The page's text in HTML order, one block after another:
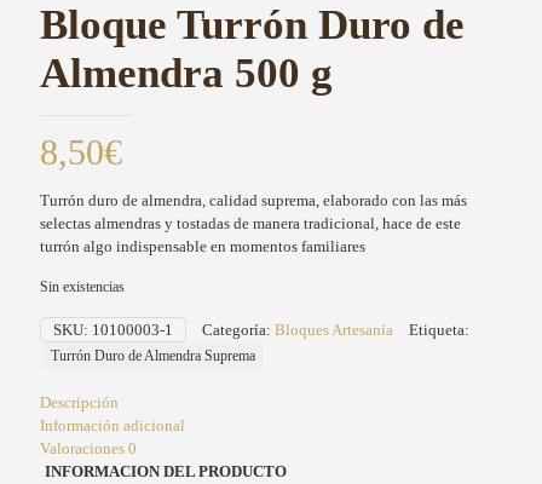
Bloque Turrón Duro de
Almendra 500 g
8,50€
Turrón duro de almendra, calidad suprema, elaborado con las más
selectas almendras y tostadas de manera tradicional, hace de este
turrón algo indispensable en momentos familiares
Sin existencias
SKU: 10100003-1 Categoría: Bloques Artesanía Etiqueta:
Turrón Duro de Almendra Suprema
Descripción
Información adicional
Valoraciones 0
INFORMACION DEL PRODUCTO